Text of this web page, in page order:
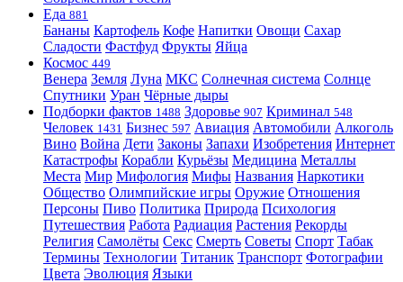
Еда 881
Бананы Картофель Кофе Напитки Овощи Сахар
Сладости Фастфуд Фрукты Яйца
Космос 449
Венера Земля Луна МКС Солнечная система Солнце
Спутники Уран Чёрные дыры
Подборки фактов 1488 Здоровье 907 Криминал 548
Человек 1431 Бизнес 597 Авиация Автомобили Алкоголь
Вино Война Дети Законы Запахи Изобретения Интернет
Катастрофы Корабли Курьёзы Медицина Металлы
Места Мир Мифология Мифы Названия Наркотики
Общество Олимпийские игры Оружие Отношения
Персоны Пиво Политика Природа Психология
Путешествия Работа Радиация Растения Рекорды
Религия Самолёты Секс Смерть Советы Спорт Табак
Термины Технологии Титаник Транспорт Фотографии
Цвета Эволюция Языки